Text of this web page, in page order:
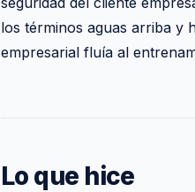
los términos aguas arriba y
empresarial fluía al
Lo que hice